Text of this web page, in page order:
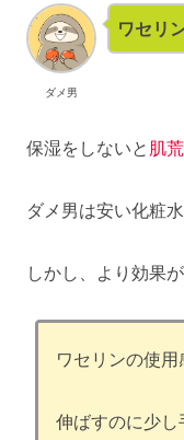
ダメ男
ワセリ
保湿をしないと 肌
ダメ男は安い化粧
しかし、より効果
ワセリンの使用
伸ばすのに少し